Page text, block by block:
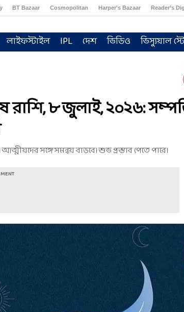
BT Bazaar Cosmopolitan Harper's Bazaar Reader’s
লাইফস্টাইল IPL দেশ ভিডিও ভিস্যুয়াল
৮ জুলাই, ২০২৬:
সঙ্গে সমন্বয় বাড়বে। শুভ প্রস্তাব পেতে পারে।